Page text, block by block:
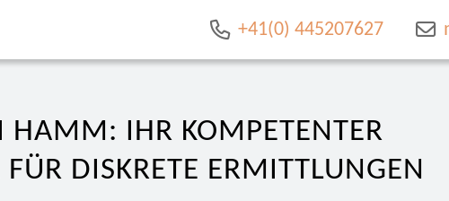
+41(0) 445207627
HAMM: IHR KOMPETENTER
FÜR DISKRETE ERMITTLUNGEN